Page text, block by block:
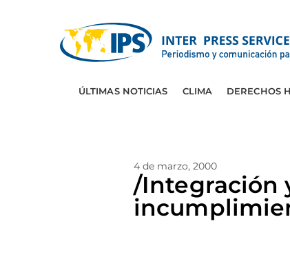
ÚLTIMAS NOTICIAS CLIMA DERECHOS
4 de marzo, 2000
/Integración